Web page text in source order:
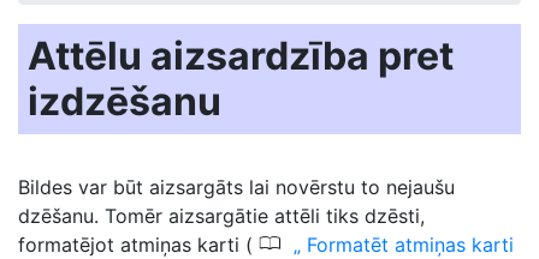
Attēlu aizsardzība pret
izdzēšanu
Bildes var būt aizsargāts lai novērstu to nejaušu
dzēšanu. Tomēr aizsargātie attēli tiks dzēsti,
formatējot atmiņas karti ( 0
Formatēt atmiņas karti